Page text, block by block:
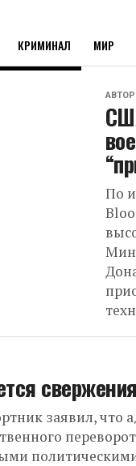
КРИМИНАЛ МИР
По
заявил, что